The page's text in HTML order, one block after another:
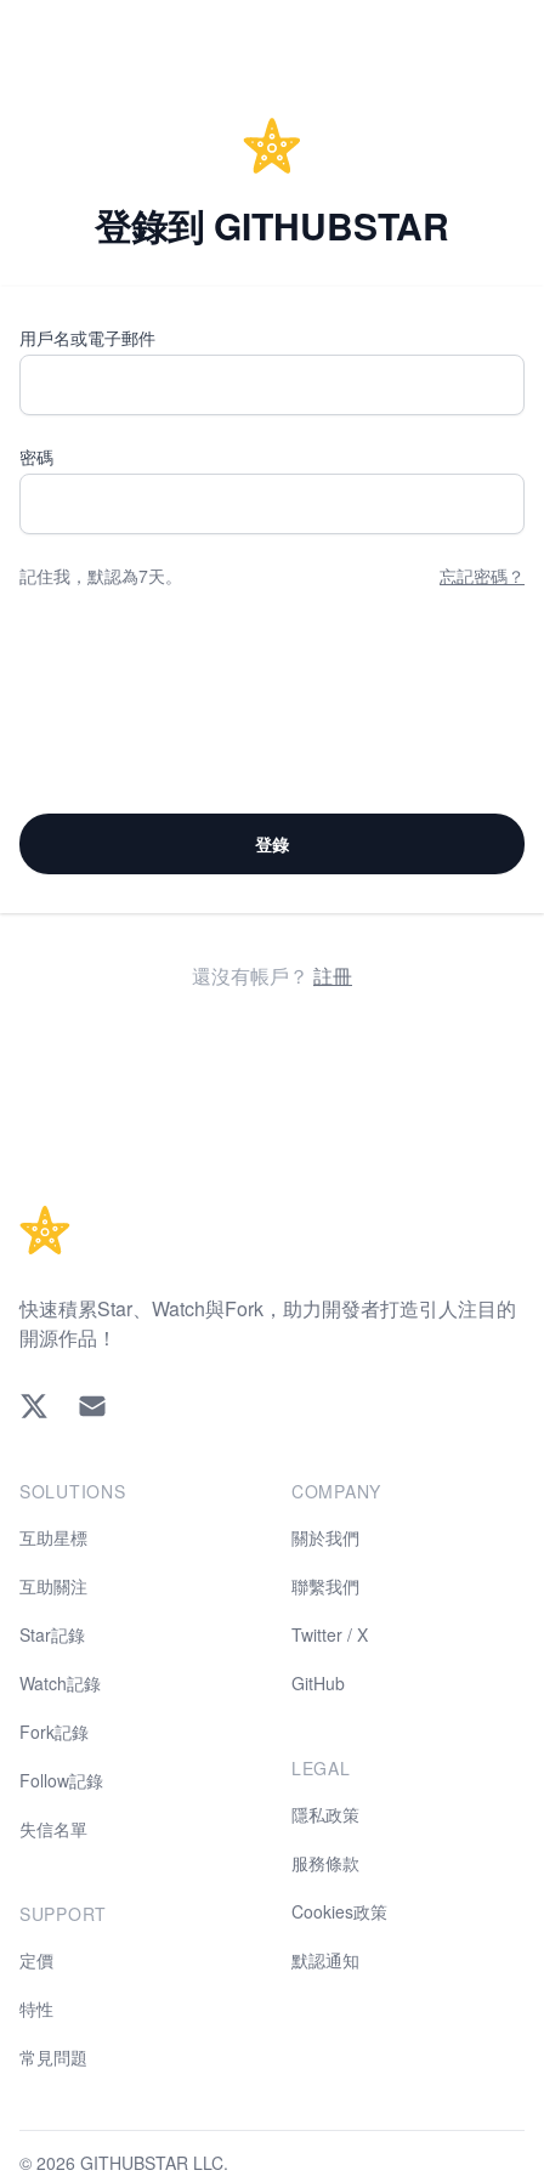
登錄到 GITHUBSTAR
用戶名或電子郵件
密碼
記住我，默認為7天。 忘記密碼？
登錄
還沒有帳戶？ 註冊
快速積累Star、Watch與Fork，助力開發者打造引人注目的
開源作品！
Twitter EMAIL
SOLUTIONS
互助星標
互助關注
Star記錄
Watch記錄
Fork記錄
Follow記錄
失信名單
SUPPORT
定價
特性
常見問題
COMPANY
關於我們
聯繫我們
Twitter / X
GitHub
LEGAL
隱私政策
服務條款
Cookies政策
默認通知
© 2026 GITHUBSTAR LLC.